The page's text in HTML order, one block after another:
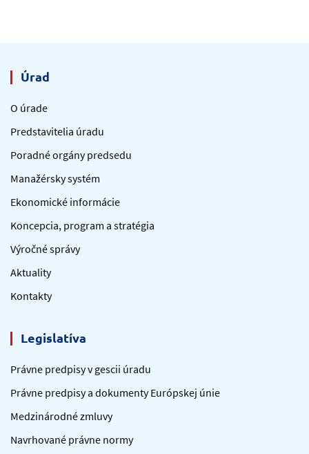
Úrad
O úrade
Predstavitelia úradu
Poradné orgány predsedu
Manažérsky systém
Ekonomické informácie
Koncepcia, program a stratégia
Výročné správy
Aktuality
Kontakty
Legislatíva
Právne predpisy v gescii úradu
Právne predpisy a dokumenty Európskej únie
Medzinárodné zmluvy
Navrhované právne normy